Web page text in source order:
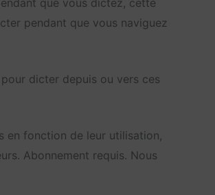
pendant que vous naviguez
dicter depuis ou vers ces
en fonction de leur utilisation,
Abonnement requis. Nous